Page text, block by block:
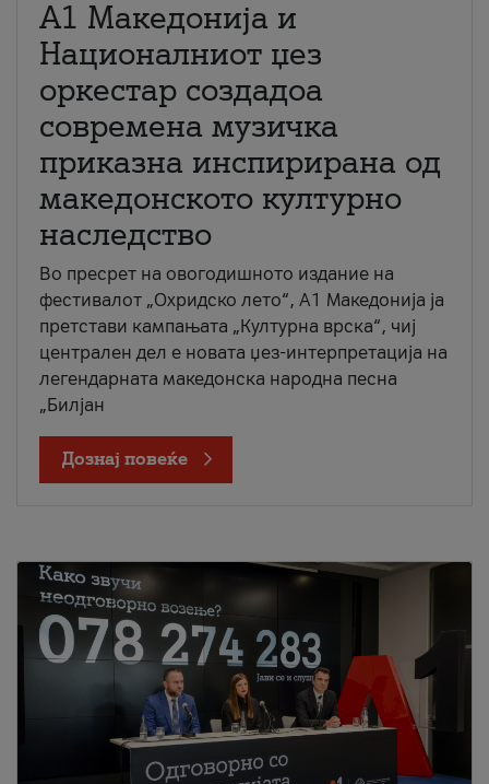
А1 Македонија и
Националниот џез
оркестар создадоа
современа музичка
приказна инспирирана од
македонското културно
наследство
Во пресрет на овогодишното издание на
фестивалот „Охридско лето“, А1 Македонија ја
претстави кампањата „Културна врска“, чиј
централен дел е новата џез-интерпретација на
легендарната македонска народна песна
„Билјан
Дознај повеќе